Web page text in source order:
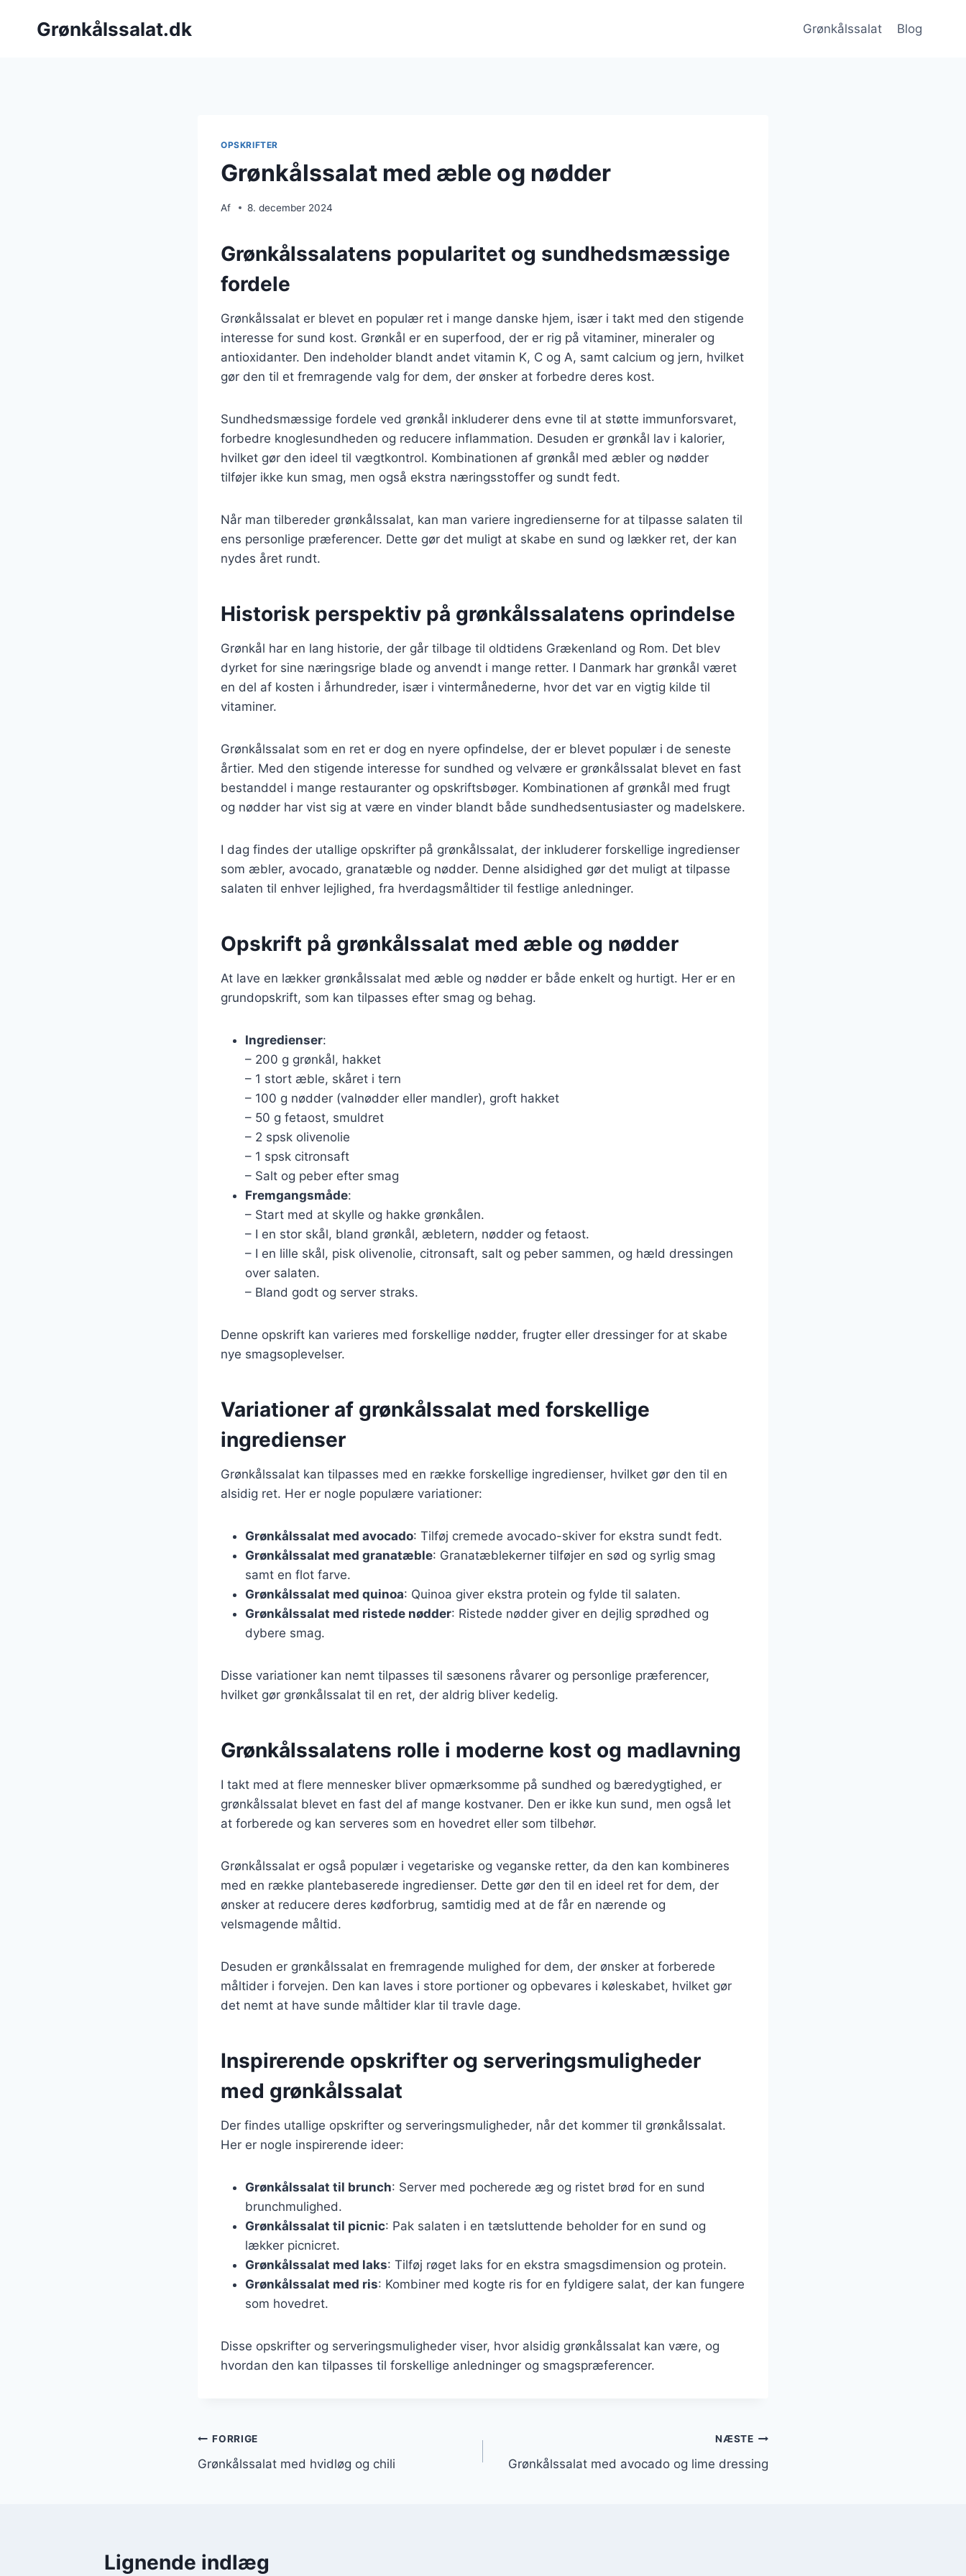
Grønkålssalat.dk Grønkålssalat Blog
OPSKRIFTER
Grønkålssalat med æble og nødder
Af 8. december 2024
Grønkålssalatens popularitet og sundhedsmæssige
fordele
Grønkålssalat er blevet en populær ret i mange danske hjem, især i takt med den stigende
interesse for sund kost. Grønkål er en superfood, der er rig på vitaminer, mineraler og
antioxidanter. Den indeholder blandt andet vitamin K, C og A, samt calcium og jern, hvilket
gør den til et fremragende valg for dem, der ønsker at forbedre deres kost.
Sundhedsmæssige fordele ved grønkål inkluderer dens evne til at støtte immunforsvaret,
forbedre knoglesundheden og reducere inflammation. Desuden er grønkål lav i kalorier,
hvilket gør den ideel til vægtkontrol. Kombinationen af grønkål med æbler og nødder
tilføjer ikke kun smag, men også ekstra næringsstoffer og sundt fedt.
Når man tilbereder grønkålssalat, kan man variere ingredienserne for at tilpasse salaten til
ens personlige præferencer. Dette gør det muligt at skabe en sund og lækker ret, der kan
nydes året rundt.
Historisk perspektiv på grønkålssalatens oprindelse
Grønkål har en lang historie, der går tilbage til oldtidens Grækenland og Rom. Det blev
dyrket for sine næringsrige blade og anvendt i mange retter. I Danmark har grønkål været
en del af kosten i århundreder, især i vintermånederne, hvor det var en vigtig kilde til
vitaminer.
Grønkålssalat som en ret er dog en nyere opfindelse, der er blevet populær i de seneste
årtier. Med den stigende interesse for sundhed og velvære er grønkålssalat blevet en fast
bestanddel i mange restauranter og opskriftsbøger. Kombinationen af grønkål med frugt
og nødder har vist sig at være en vinder blandt både sundhedsentusiaster og madelskere.
I dag findes der utallige opskrifter på grønkålssalat, der inkluderer forskellige ingredienser
som æbler, avocado, granatæble og nødder. Denne alsidighed gør det muligt at tilpasse
salaten til enhver lejlighed, fra hverdagsmåltider til festlige anledninger.
Opskrift på grønkålssalat med æble og nødder
At lave en lækker grønkålssalat med æble og nødder er både enkelt og hurtigt. Her er en
grundopskrift, som kan tilpasses efter smag og behag.
Ingredienser:
– 200 g grønkål, hakket
– 1 stort æble, skåret i tern
– 100 g nødder (valnødder eller mandler), groft hakket
– 50 g fetaost, smuldret
– 2 spsk olivenolie
– 1 spsk citronsaft
– Salt og peber efter smag
Fremgangsmåde:
– Start med at skylle og hakke grønkålen.
– I en stor skål, bland grønkål, æbletern, nødder og fetaost.
– I en lille skål, pisk olivenolie, citronsaft, salt og peber sammen, og hæld dressingen
over salaten.
– Bland godt og server straks.
Denne opskrift kan varieres med forskellige nødder, frugter eller dressinger for at skabe
nye smagsoplevelser.
Variationer af grønkålssalat med forskellige
ingredienser
Grønkålssalat kan tilpasses med en række forskellige ingredienser, hvilket gør den til en
alsidig ret. Her er nogle populære variationer:
Grønkålssalat med avocado: Tilføj cremede avocado-skiver for ekstra sundt fedt.
Grønkålssalat med granatæble: Granatæblekerner tilføjer en sød og syrlig smag
samt en flot farve.
Grønkålssalat med quinoa: Quinoa giver ekstra protein og fylde til salaten.
Grønkålssalat med ristede nødder: Ristede nødder giver en dejlig sprødhed og
dybere smag.
Disse variationer kan nemt tilpasses til sæsonens råvarer og personlige præferencer,
hvilket gør grønkålssalat til en ret, der aldrig bliver kedelig.
Grønkålssalatens rolle i moderne kost og madlavning
I takt med at flere mennesker bliver opmærksomme på sundhed og bæredygtighed, er
grønkålssalat blevet en fast del af mange kostvaner. Den er ikke kun sund, men også let
at forberede og kan serveres som en hovedret eller som tilbehør.
Grønkålssalat er også populær i vegetariske og veganske retter, da den kan kombineres
med en række plantebaserede ingredienser. Dette gør den til en ideel ret for dem, der
ønsker at reducere deres kødforbrug, samtidig med at de får en nærende og
velsmagende måltid.
Desuden er grønkålssalat en fremragende mulighed for dem, der ønsker at forberede
måltider i forvejen. Den kan laves i store portioner og opbevares i køleskabet, hvilket gør
det nemt at have sunde måltider klar til travle dage.
Inspirerende opskrifter og serveringsmuligheder
med grønkålssalat
Der findes utallige opskrifter og serveringsmuligheder, når det kommer til grønkålssalat.
Her er nogle inspirerende ideer:
Grønkålssalat til brunch: Server med pocherede æg og ristet brød for en sund
brunchmulighed.
Grønkålssalat til picnic: Pak salaten i en tætsluttende beholder for en sund og
lækker picnicret.
Grønkålssalat med laks: Tilføj røget laks for en ekstra smagsdimension og protein.
Grønkålssalat med ris: Kombiner med kogte ris for en fyldigere salat, der kan fungere
som hovedret.
Disse opskrifter og serveringsmuligheder viser, hvor alsidig grønkålssalat kan være, og
hvordan den kan tilpasses til forskellige anledninger og smagspræferencer.
Indlægsnavigation
FORRIGE
Grønkålssalat med hvidløg og chili
NÆSTE
Grønkålssalat med avocado og lime dressing
Lignende indlæg